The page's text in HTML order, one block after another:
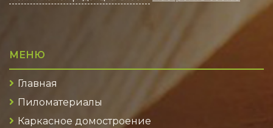
МЕНЮ
Главная
Пиломатериалы
Каркасное домостроение